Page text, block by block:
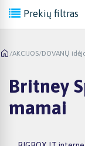
Prekių filtras
/AKCIJOS/DOVANŲ
Britney
mamai